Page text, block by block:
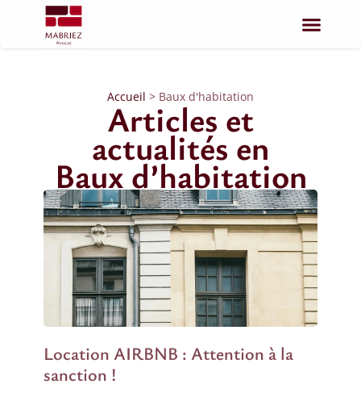
Accueil > Baux d'habitation
Articles et
actualités en
Baux d’habitation
Location AIRBNB : Attention à la
sanction !